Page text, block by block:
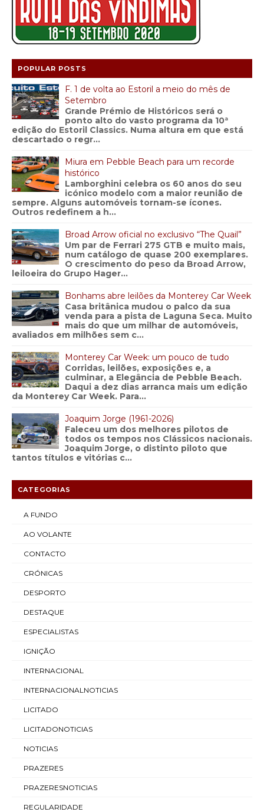
POPULAR POSTS
F. 1 de volta ao Estoril a meio do mês de
Setembro
Grande Prémio de Históricos será o
ponto alto do vasto programa da 10ª
edição do Estoril Classics. Numa altura em que está
descartado o regr...
Miura em Pebble Beach para um recorde
histórico
Lamborghini celebra os 60 anos do seu
icónico modelo com a maior reunião de
sempre. Alguns automóveis tornam-se ícones.
Outros redefinem a h...
Broad Arrow oficial no exclusivo “The Quail”
Um par de Ferrari 275 GTB e muito mais,
num catálogo de quase 200 exemplares.
O crescimento do peso da Broad Arrow,
leiloeira do Grupo Hager...
Bonhams abre leilões da Monterey Car Week
Casa britânica mudou o palco da sua
venda para a pista de Laguna Seca. Muito
mais do que um milhar de automóveis,
avaliados em milhões sem c...
Monterey Car Week: um pouco de tudo
Corridas, leilões, exposições e, a
culminar, a Elegância de Pebble Beach.
Daqui a dez dias arranca mais um edição
da Monterey Car Week. Para...
Joaquim Jorge (1961-2026)
Faleceu um dos melhores pilotos de
todos os tempos nos Clássicos nacionais.
Joaquim Jorge, o distinto piloto que
tantos títulos e vitórias c...
CATEGORIAS
A FUNDO
AO VOLANTE
CONTACTO
CRÓNICAS
DESPORTO
DESTAQUE
ESPECIALISTAS
IGNIÇÃO
INTERNACIONAL
INTERNACIONALNOTICIAS
LICITADO
LICITADONOTICIAS
NOTICIAS
PRAZERES
PRAZERESNOTICIAS
REGULARIDADE